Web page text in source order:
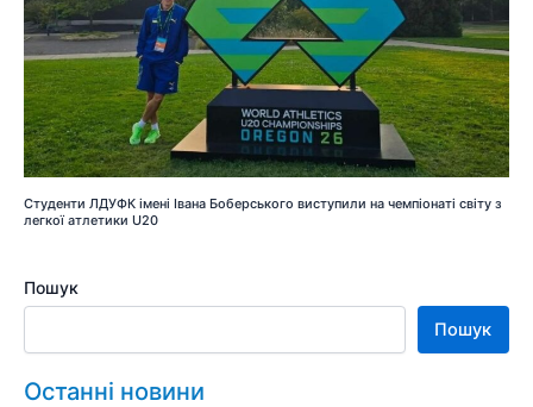
Студенти ЛДУФК імені Івана Боберського виступили на чемпіонаті світу з
легкої атлетики U20
Пошук
Пошук
Останні новини